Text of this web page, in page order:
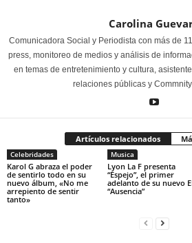
Carolina
Comunicadora Social y Periodista con más de
press, monitoreo de medios y análisis de
en temas de entretenimiento y cultura,
relaciones públicas y
Artículos relacionados
Celebridades
Karol G abraza el poder
de sentirlo todo en su
nuevo álbum, «No me
arrepiento de sentir
tanto»
Musica
Lyon La F presenta
“Espejo”, el primer
adelanto de su nuevo
“Ausencia”